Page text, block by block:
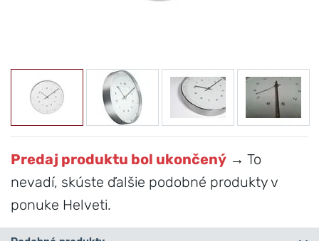
Predaj produktu bol ukončený → To
nevadí, skúste ďalšie podobné produkty v
ponuke Helveti.